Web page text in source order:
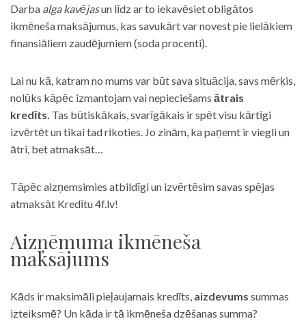
Darba alga kavējasun līdz ar to iekavēsiet obligātos
ikmēneša maksājumus, kas savukārt var novest pie lielākiem
finansiāliem zaudējumiem (soda procenti).
Lai nu kā, katram no mums var būt sava situācija, savs mērķis,
nolūks kāpēc izmantojam vai nepieciešams ātrais
kredīts. Tas būtiskākais, svarīgākais ir spēt visu kārtīgi
izvērtēt un tikai tad rīkoties. Jo zinām, ka paņemt ir viegli un
ātri, bet atmaksāt…
Tāpēc aizņemsimies atbildīgi un izvērtēsim savas spējas
atmaksāt Kredītu 4f.lv!
Aizņēmuma ikmēneša
maksājums
Kāds ir maksimāli pieļaujamais kredīts, aizdevums summas
izteiksmē? Un kāda ir tā ikmēneša dzēšanas summa?